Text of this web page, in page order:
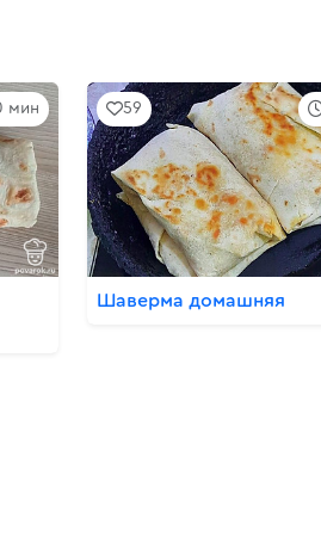
мин 59
Шаверма домашняя